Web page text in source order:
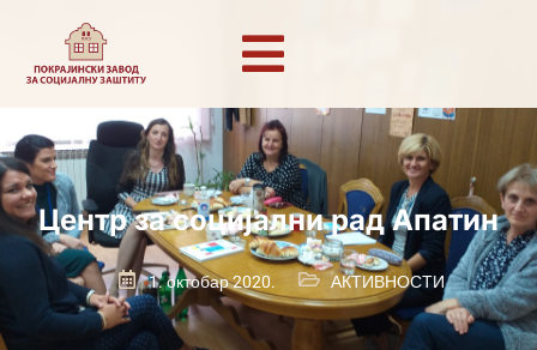
Центр за социјални рад Апатин
1. октобар 2020. АКТИВНОСТИ